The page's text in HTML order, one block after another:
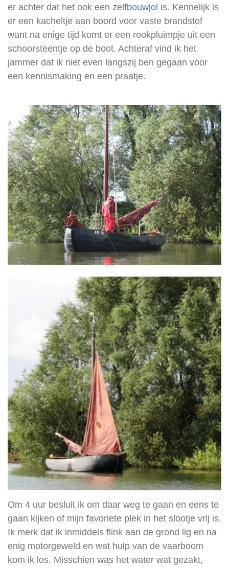
er achter dat het ook een zelfbouwjol is. Kennelijk is
er een kacheltje aan boord voor vaste brandstof
want na enige tijd komt er een rookpluimpje uit een
schoorsteentje op de boot. Achteraf vind ik het
jammer dat ik niet even langszij ben gegaan voor
een kennismaking en een praatje.
Om 4 uur besluit ik om daar weg te gaan en eens te
gaan kijken of mijn favoriete plek in het slootje vrij is.
Ik merk dat ik inmiddels flink aan de grond lig en na
enig motorgeweld en wat hulp van de vaarboom
kom ik los. Misschien was het water wat gezakt,